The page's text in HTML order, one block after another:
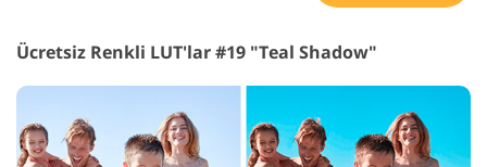
Ücretsiz Renkli LUT'lar #19 "Teal Shadow"